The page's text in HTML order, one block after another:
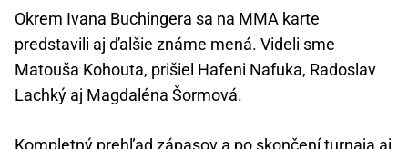
Okrem Ivana Buchingera sa na MMA karte
predstavili aj ďalšie známe mená. Videli sme
Matouša Kohouta, prišiel Hafeni Nafuka, Radoslav
Lachký aj Magdaléna Šormová.
Kompletný prehľad zápasov a po skončení turnaja aj